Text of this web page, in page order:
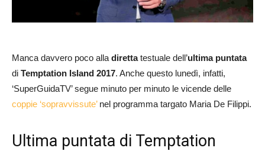
Manca davvero poco alla direttatestuale dell’ultima puntata
di Temptation Island 2017. Anche questo lunedì, infatti,
‘SuperGuidaTV’ segue minuto per minuto le vicende delle
coppie ‘sopravvissute’nel programma targato Maria De Filippi.
Ultima puntata di Temptation